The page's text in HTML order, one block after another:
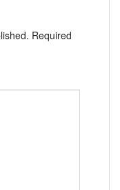
Required